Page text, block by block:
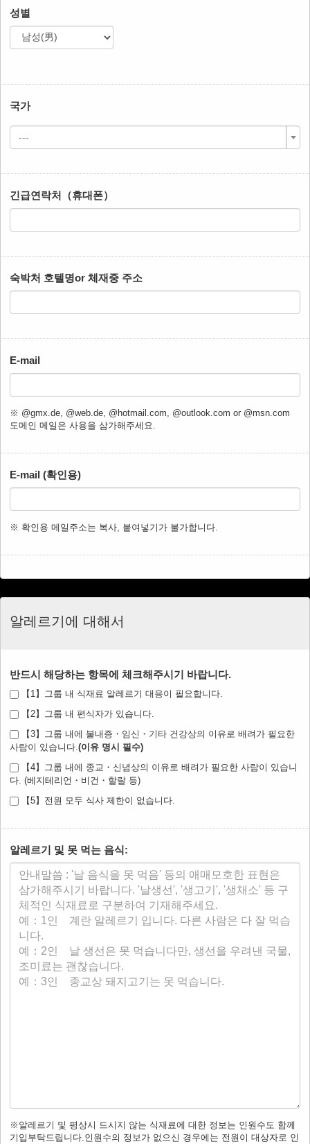
성별
국가
---
긴급연락처（휴대폰）
숙박처 호텔명or 체재중 주소
E-mail
※ @gmx.de, @web.de, @hotmail.com, @outlook.com or @msn.com
도메인 메일은 사용을 삼가해주세요.
E-mail (확인용)
※ 확인용 메일주소는 복사, 붙여넣기가 불가합니다.
알레르기에 대해서
반드시 해당하는 항목에 체크해주시기 바랍니다.
【1】그룹 내 식재료 알레르기 대응이 필요합니다.
【2】그룹 내 편식자가 있습니다.
【3】그룹 내에 불내증・임신・기타 건강상의 이유로 배려가 필요한
사람이 있습니다.
【4】그룹 내에 종교・신념상의 이유로 배려가 필요한 사람이 있습니
다. (베지테리언・비건・할랄 등)
【5】전원 모두 식사 제한이 없습니다.
알레르기 및 못 먹는 음식:
※알레르기 및 평상시 드시지 않는 식재료에 대한 정보는 인원수도 함께
기입부탁드립니다.인원수의 정보가 없으신 경우에는 전원이 대상자로 인